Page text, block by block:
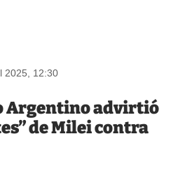
2025, 12:30
Argentino advirtió
de Milei contra